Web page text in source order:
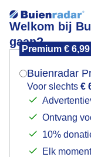
Welkom bij
gaan?
Premium €
Buienradar
Voor slechts €
Ontvang
10%
Elk
Bewolkt en
Mogen we
Indien je hier
verschijnt er